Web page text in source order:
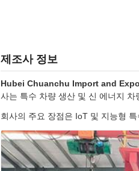
제조사 정보
Hubei Chuanchu Import and
사는 특수 차량 생산 및 신 에너지
회사의 주요 장점은 IoT 및 지능형